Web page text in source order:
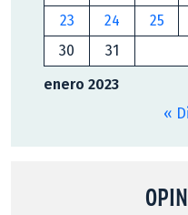
enero 2023
23
24 25
30
31
«